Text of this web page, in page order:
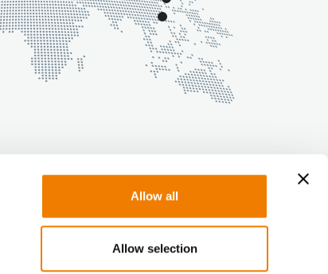
Allow all
Allow selection